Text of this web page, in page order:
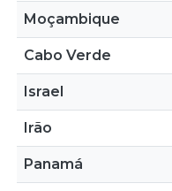
Moçambique
Cabo Verde
Israel
Irão
Panamá